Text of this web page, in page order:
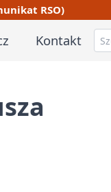
RSO)
Kontakt